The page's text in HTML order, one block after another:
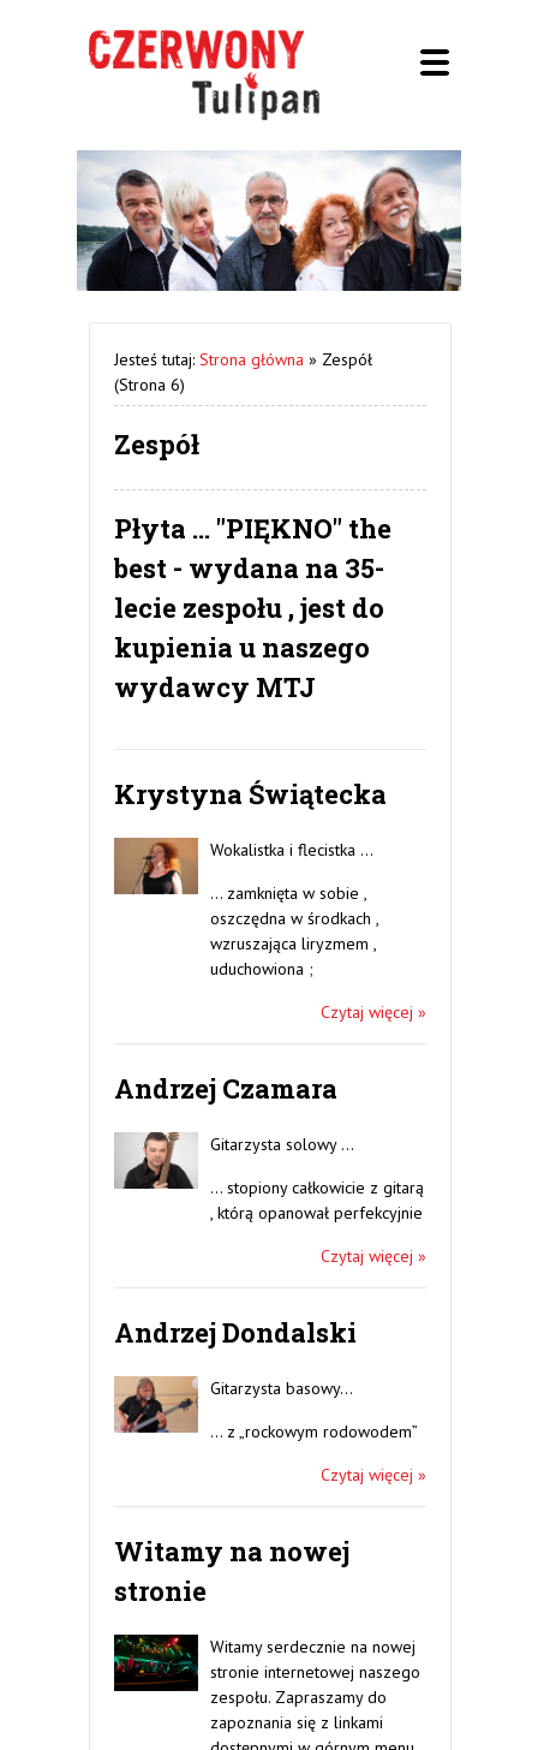
Jesteś tutaj: Strona główna » Zespół
(Strona 6)
Zespół
Płyta ... "PIĘKNO" the
best - wydana na 35-
lecie zespołu , jest do
kupienia u naszego
wydawcy MTJ
Krystyna Świątecka
Wokalistka i flecistka …
… zamknięta w sobie ,
oszczędna w środkach ,
wzruszająca liryzmem ,
uduchowiona ;
Czytaj więcej »
Andrzej Czamara
Gitarzysta solowy …
… stopiony całkowicie z gitarą
, którą opanował perfekcyjnie
Czytaj więcej »
Andrzej Dondalski
Gitarzysta basowy…
… z „rockowym rodowodem”
Czytaj więcej »
Witamy na nowej
stronie
Witamy serdecznie na nowej
stronie internetowej naszego
zespołu. Zapraszamy do
zapoznania się z linkami